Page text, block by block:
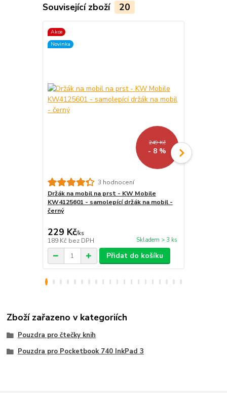
Související zboží 20
Akce
Novinka
249 Kč
- 8 %
3 hodnocení
Držák na mobil na prst - KW Mobile
KW4125601 - samolepící držák na mobil -
černý
229 Kč/ks
189 Kč bez DPH Skladem > 3 ks
Přidat do košíku
Zboží zařazeno v kategoriích
Pouzdra pro čtečky knih
Pouzdra pro Pocketbook 740 InkPad 3